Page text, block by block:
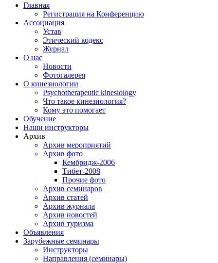
Главная
Регистрация на Конференцию
Ассоциация
Устав
Этический кодекс
Журнал
О нас
Новости
Фотогалерея
О кинезиологии
Psychotherapeutic kinesiology
Что такое кинезиология?
Кому это помогает
Обучение
Наши инструкторы
Архив
Архив мероприятий
Архив фото
Кембридж-2006
Тибет-2008
Прочие фото
Архив семинаров
Архив статей
Архив журнала
Архив новостей
Архив туризма
Объявления
Зарубежные семинары
Инструкторы
Направления (семинары)